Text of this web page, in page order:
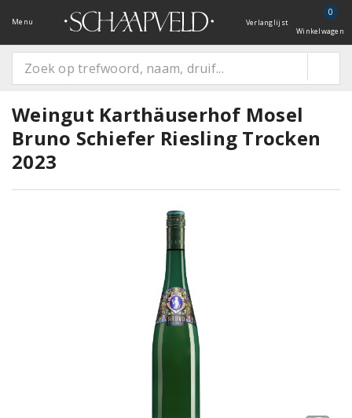
Menu Verlanglijst
0
Winkelwagen
Weingut Karthäuserhof Mosel
Bruno Schiefer Riesling Trocken
2023